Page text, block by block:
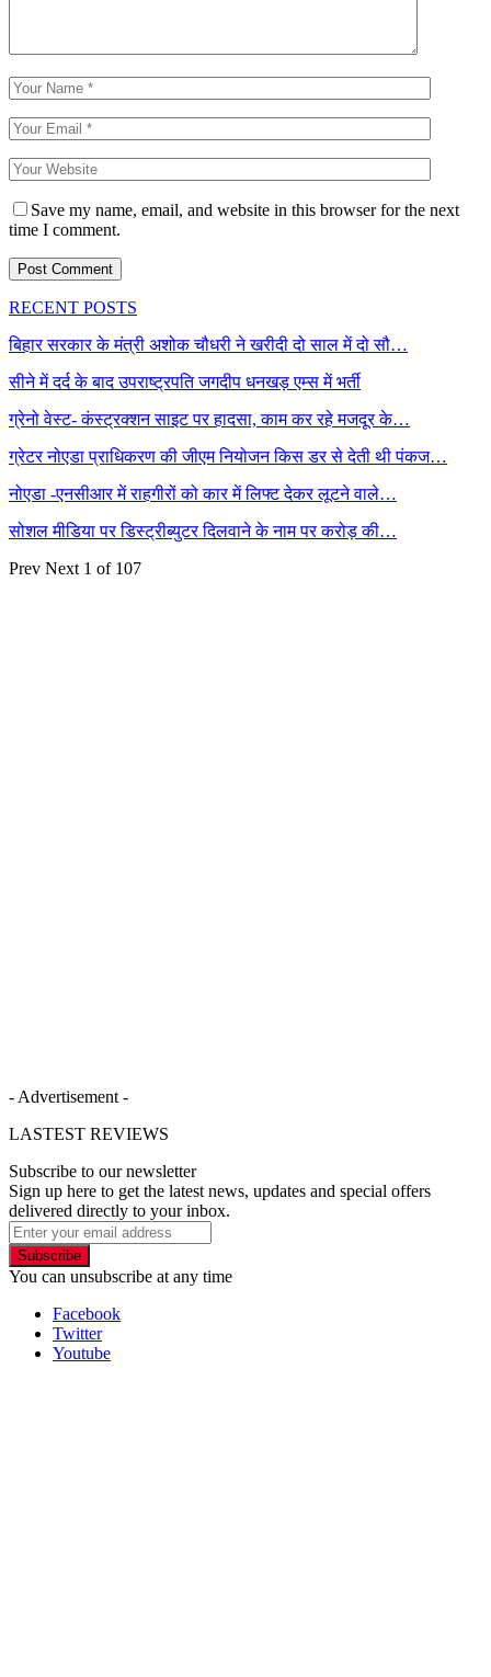
Save my name, email, and website in this browser for the next
time I comment.
RECENT POSTS
बिहार सरकार के मंत्री अशोक चौधरी ने खरीदी दो साल में दो सौ…
सीने में दर्द के बाद उपराष्ट्रपति जगदीप धनखड़ एम्स में भर्ती
ग्रेनो वेस्ट- कंस्ट्रक्शन साइट पर हादसा, काम कर रहे मजदूर के…
ग्रेटर नोएडा प्राधिकरण की जीएम नियोजन किस डर से देती थी पंकज…
नोएडा -एनसीआर में राहगीरों को कार में लिफ्ट देकर लूटने वाले…
सोशल मीडिया पर डिस्ट्रीब्युटर दिलवाने के नाम पर करोड़ की…
Prev Next 1 of 107
- Advertisement -
LASTEST REVIEWS
Subscribe to our newsletter
Sign up here to get the latest news, updates and special offers
delivered directly to your inbox.
Subscribe
You can unsubscribe at any time
Facebook
Twitter
Youtube